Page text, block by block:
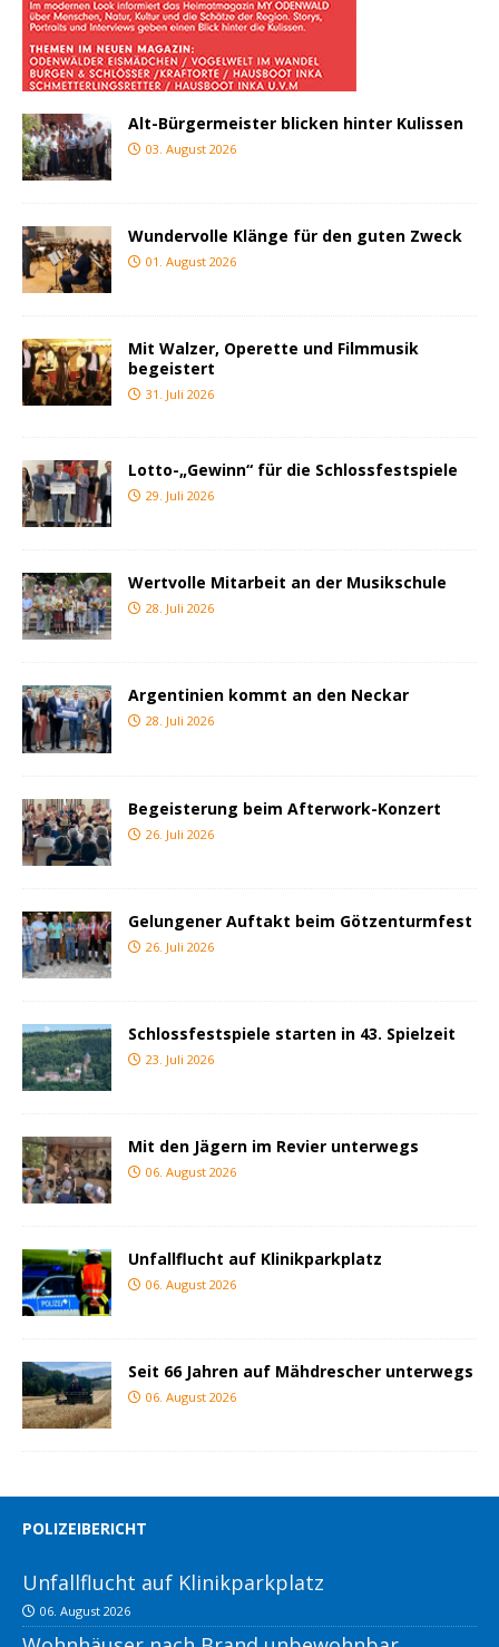
Alt-Bürgermeister blicken hinter Kulissen
03. August 2026
Wundervolle Klänge für den guten Zweck
01. August 2026
Mit Walzer, Operette und Filmmusik
begeistert
31. Juli 2026
Lotto-„Gewinn“ für die Schlossfestspiele
29. Juli 2026
Wertvolle Mitarbeit an der Musikschule
28. Juli 2026
Argentinien kommt an den Neckar
28. Juli 2026
Begeisterung beim Afterwork-Konzert
26. Juli 2026
Gelungener Auftakt beim Götzenturmfest
26. Juli 2026
Schlossfestspiele starten in 43. Spielzeit
23. Juli 2026
Mit den Jägern im Revier unterwegs
06. August 2026
Unfallflucht auf Klinikparkplatz
06. August 2026
Seit 66 Jahren auf Mähdrescher unterwegs
06. August 2026
POLIZEIBERICHT
Unfallflucht auf Klinikparkplatz
06. August 2026